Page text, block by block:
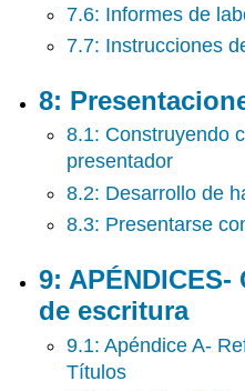
7.6: Informes de
7.7: Instrucciones
8:
8.1: Construyendo
presentador
8.2: Desarrollo de
8.3: Presentarse
9:
de escritura
9.1: Apéndice A-
Títulos